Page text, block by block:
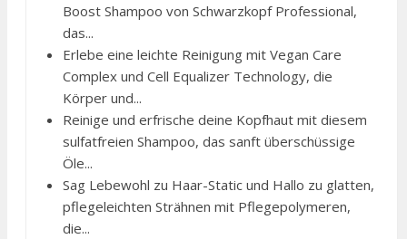
Boost Shampoo von Schwarzkopf Professional,
das...
Erlebe eine leichte Reinigung mit Vegan Care
Complex und Cell Equalizer Technology, die
Körper und...
Reinige und erfrische deine Kopfhaut mit diesem
sulfatfreien Shampoo, das sanft überschüssige
Öle...
Sag Lebewohl zu Haar-Static und Hallo zu glatten,
pflegeleichten Strähnen mit Pflegepolymeren,
die...